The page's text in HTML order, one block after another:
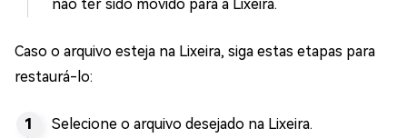
não ter sido movido para a Lixeira.
Caso o arquivo esteja na Lixeira, siga estas etapas para
restaurá-lo:
Selecione o arquivo desejado na Lixeira.